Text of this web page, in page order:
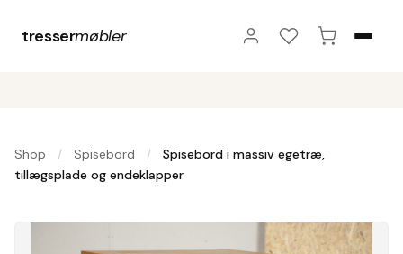
tressermøbler
Shop / Spisebord /
Spisebord i massiv egetræ,
tillægsplade og endeklapper